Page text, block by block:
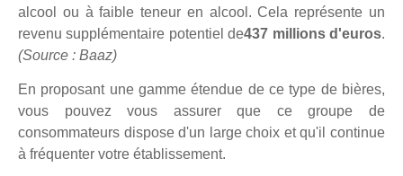
alcool ou à faible teneur en alcool. Cela représente un
revenu supplémentaire potentiel de437 millions d'euros.
(Source : Baaz)
En proposant une gamme étendue de ce type de bières,
vous pouvez vous assurer que ce groupe de
consommateurs dispose d'un large choix et qu'il continue
à fréquenter votre établissement.